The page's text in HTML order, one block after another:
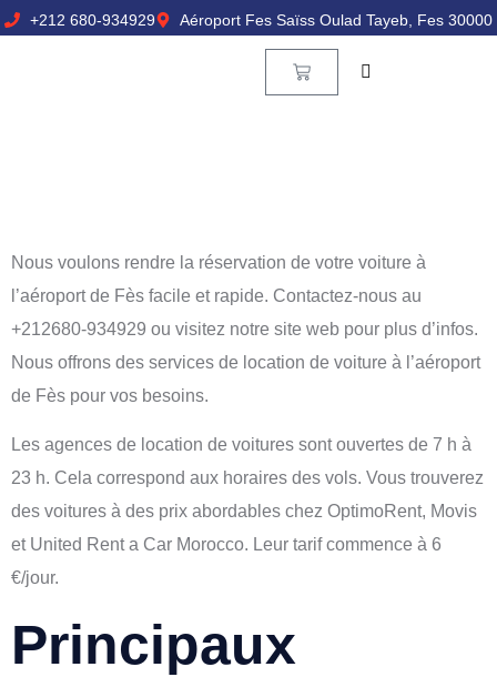
+212 680-934929 Aéroport Fes Saïss Oulad Tayeb, Fes 30000
Nous voulons rendre la réservation de votre voiture à
l’aéroport de Fès facile et rapide. Contactez-nous au
+212680-934929 ou visitez notre site web pour plus d’infos.
Nous offrons des services de location de voiture à l’aéroport
de Fès pour vos besoins.
Les agences de location de voitures sont ouvertes de 7 h à
23 h. Cela correspond aux horaires des vols. Vous trouverez
des voitures à des prix abordables chez OptimoRent, Movis
et United Rent a Car Morocco. Leur tarif commence à 6
€/jour.
Principaux